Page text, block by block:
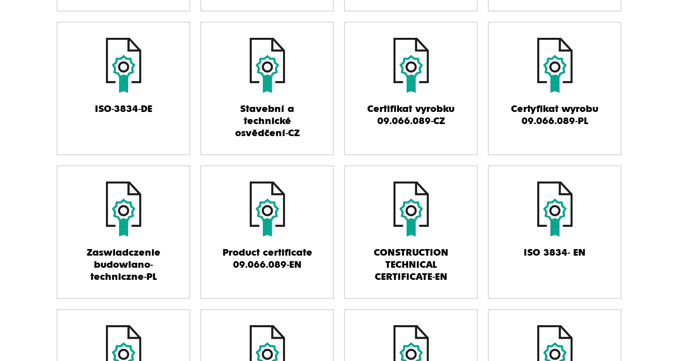
ISO-3834-DE
Stavební a
technické
osvědčení-CZ
Certifikat vyrobku
09.066.089-CZ
Certyfikat wyrobu
09.066.089-PL
Zaswiadczenie
budowlano-
techniczne-PL
Product certificate
09.066.089-EN
CONSTRUCTION
TECHNICAL
CERTIFICATE-EN
ISO 3834- EN